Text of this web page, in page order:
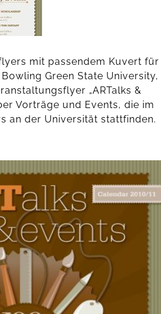
mit passendem Kuvert für
Green State University,
„ARTalks &
Vorträge und Events, die im
an der Universität stattfinden.